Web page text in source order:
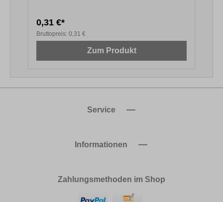
0,31 €*
Bruttopreis: 0,31 €
Zum Produkt
Service
Informationen
Zahlungsmethoden im Shop